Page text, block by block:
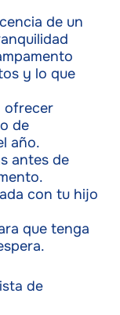
de un
y lo que
ofrecer
de
año.
antes de
con tu hijo
que tenga
de